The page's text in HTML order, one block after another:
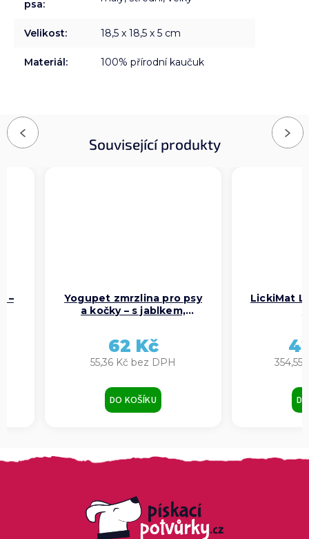
psa:
Velikost: 18,5 x 18,5 x 5 cm
Materiál: 100% přírodní kaučuk
Související produkty
Previous
–
Yogupet zmrzlina pro psy
a kočky – s jablkem,
55,36 Kč bez DPH
62 Kč
DO KOŠÍKU
LickiMat
354,55
Next